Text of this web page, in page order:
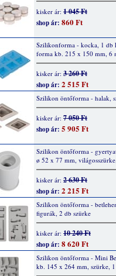
kisker ár: 1 045 Ft
shop ár: 860 Ft
Szilikonforma - kocka, 1 db
forma kb. 215 x 150 mm, 6
kisker ár: 3 260 Ft
shop ár: 2 515 Ft
Szilikon öntőforma - halak,
kisker ár: 7 050 Ft
shop ár: 5 905 Ft
Szilikon öntőforma -
ø 52 x 77 mm,
kisker ár: 2 630 Ft
shop ár: 2 215 Ft
Szilikon öntőforma -
figurák, 2 db szürke
kisker ár: 10 240 Ft
shop ár: 8 620 Ft
Szilikon öntőforma - Mini
kb. 145 x 264 mm, szürke,